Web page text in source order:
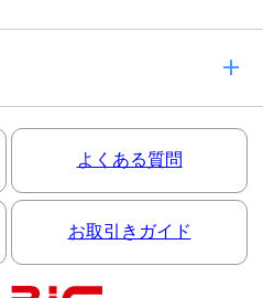
よくある質問
お取引きガイド